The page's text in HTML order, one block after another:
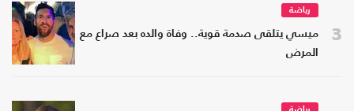
3
رياضة
ميسي يتلقى صدمة قوية.. وفاة والده بعد صراع مع
المرض